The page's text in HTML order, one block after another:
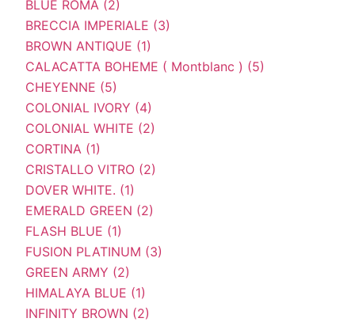
BLUE ROMA (2)
BRECCIA IMPERIALE (3)
BROWN ANTIQUE (1)
CALACATTA BOHEME ( Montblanc ) (5)
CHEYENNE (5)
COLONIAL IVORY (4)
COLONIAL WHITE (2)
CORTINA (1)
CRISTALLO VITRO (2)
DOVER WHITE. (1)
EMERALD GREEN (2)
FLASH BLUE (1)
FUSION PLATINUM (3)
GREEN ARMY (2)
HIMALAYA BLUE (1)
INFINITY BROWN (2)